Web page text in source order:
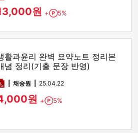
원 + Point
5%
활과윤리 완벽 요약노트 정리본
념 정리(기출 문장 반영)
pdf채승원 25.04.22
원 + Point
5%